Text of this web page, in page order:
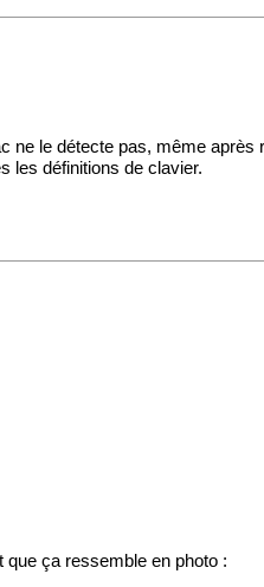
ne le détecte pas, même après
les définitions de clavier.
ça ressemble en photo :